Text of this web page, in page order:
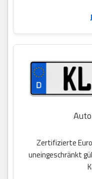
Zertifizierte
uneingeschränkt